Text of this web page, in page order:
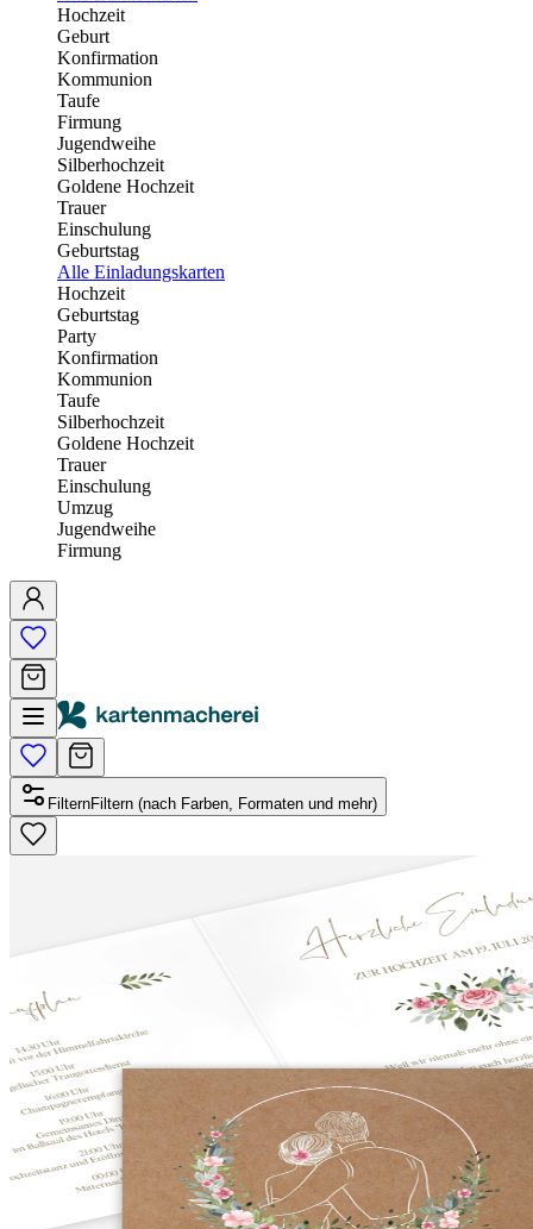
Hochzeit
Geburt
Konfirmation
Kommunion
Taufe
Firmung
Jugendweihe
Silberhochzeit
Goldene Hochzeit
Trauer
Einschulung
Geburtstag
Alle Einladungskarten
Hochzeit
Geburtstag
Party
Konfirmation
Kommunion
Taufe
Silberhochzeit
Goldene Hochzeit
Trauer
Einschulung
Umzug
Jugendweihe
Firmung
FilternFiltern (nach Farben, Formaten und mehr)